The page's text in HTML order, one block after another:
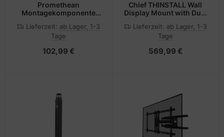
Promethean
Montagekomponente
Lieferzeit: ab Lager, 1-3
Tage
102,99 €
Chief THINSTALL Wall
Display Mount with Dual
75" - Klammer - full-
motion - für
Schwarz -
Lieferzeit: ab Lager, 1-3
Tage
569,99 €